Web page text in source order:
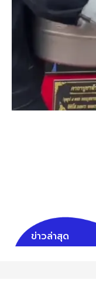
ข่าวล่าสุด